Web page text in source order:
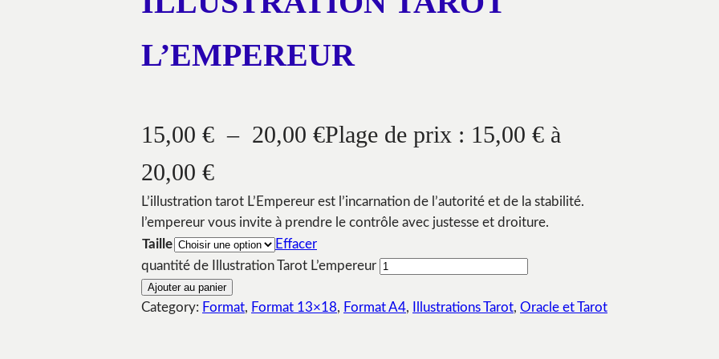
L’EMPEREUR
15,00 € – 20,00 €Plage de prix : 15,00 € à
20,00 €
L’illustration tarot L’Empereur est l’incarnation de l’autorité et de la stabilité.
l’empereur vous invite à prendre le contrôle avec justesse et droiture.
Taille
Effacer
quantité de Illustration Tarot L’empereur
Ajouter au panier
Category: Format, Format 13×18, Format A4, Illustrations Tarot, Oracle et Tarot